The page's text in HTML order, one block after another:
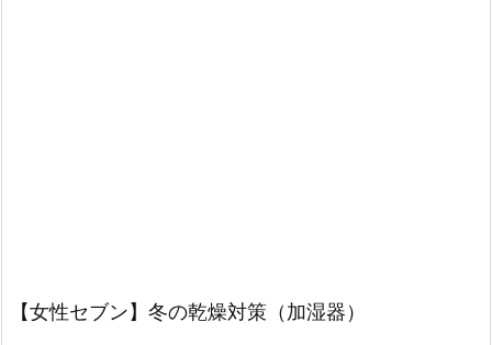
【女性セブン】冬の乾燥対策（加湿器）